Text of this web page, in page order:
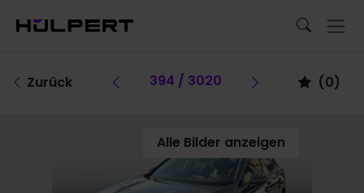
Zurück Vorheriges Fahrzeug
394 / 3020 Vorheriges
(0)
Alle Bilder anzeigen